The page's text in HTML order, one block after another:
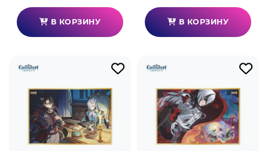
В КОРЗИНУ В КОРЗИНУ